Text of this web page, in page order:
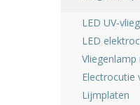
LED UV-
LED
Electrocutie
Lijmplaten